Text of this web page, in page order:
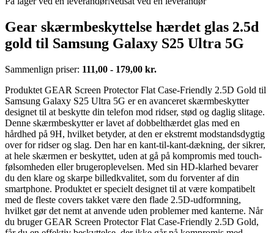
Gear skærmbeskyttelse hærdet glas 2.5d
gold til Samsung Galaxy S25 Ultra 5G
Sammenlign priser: 111,00 - 179,00 kr.
Produktet GEAR Screen Protector Flat Case-Friendly 2.5D Gold til
Samsung Galaxy S25 Ultra 5G er en avanceret skærmbeskytter
designet til at beskytte din telefon mod ridser, stød og daglig slitage.
Denne skærmbeskytter er lavet af dobbelthærdet glas med en
hårdhed på 9H, hvilket betyder, at den er ekstremt modstandsdygtig
over for ridser og slag. Den har en kant-til-kant-dækning, der sikrer,
at hele skærmen er beskyttet, uden at gå på kompromis med touch-
følsomheden eller brugeroplevelsen. Med sin HD-klarhed bevarer
du den klare og skarpe billedkvalitet, som du forventer af din
smartphone. Produktet er specielt designet til at være kompatibelt
med de fleste covers takket være den flade 2.5D-udformning,
hvilket gør det nemt at anvende uden problemer med kanterne. Når
du bruger GEAR Screen Protector Flat Case-Friendly 2.5D Gold,